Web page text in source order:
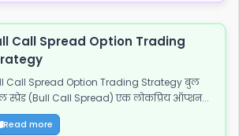
Call Spread Option Trading
Call Spread Option Trading Strategy बुल
स्प्रेड (Bull Call Spread) एक लोकप्रिय ऑप्शन...
Read more